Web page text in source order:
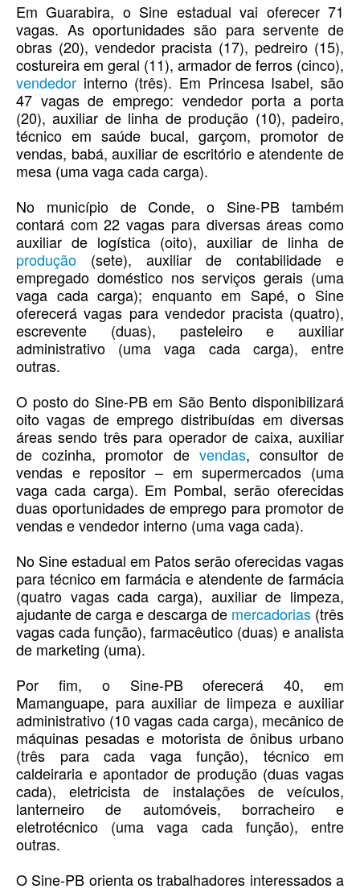
Em Guarabira, o Sine estadual vai oferecer 71
vagas. As oportunidades são para servente de
obras (20), vendedor pracista (17), pedreiro (15),
costureira em geral (11), armador de ferros (cinco),
vendedor interno (três). Em Princesa Isabel, são
47 vagas de emprego: vendedor porta a porta
(20), auxiliar de linha de produção (10), padeiro,
técnico em saúde bucal, garçom, promotor de
vendas, babá, auxiliar de escritório e atendente de
mesa (uma vaga cada carga).
No município de Conde, o Sine-PB também
contará com 22 vagas para diversas áreas como
auxiliar de logística (oito), auxiliar de linha de
produção (sete), auxiliar de contabilidade e
empregado doméstico nos serviços gerais (uma
vaga cada carga); enquanto em Sapé, o Sine
oferecerá vagas para vendedor pracista (quatro),
escrevente (duas), pasteleiro e auxiliar
administrativo (uma vaga cada carga), entre
outras.
O posto do Sine-PB em São Bento disponibilizará
oito vagas de emprego distribuídas em diversas
áreas sendo três para operador de caixa, auxiliar
de cozinha, promotor de vendas, consultor de
vendas e repositor – em supermercados (uma
vaga cada carga). Em Pombal, serão oferecidas
duas oportunidades de emprego para promotor de
vendas e vendedor interno (uma vaga cada).
No Sine estadual em Patos serão oferecidas vagas
para técnico em farmácia e atendente de farmácia
(quatro vagas cada carga), auxiliar de limpeza,
ajudante de carga e descarga de mercadorias (três
vagas cada função), farmacêutico (duas) e analista
de marketing (uma).
Por fim, o Sine-PB oferecerá 40, em
Mamanguape, para auxiliar de limpeza e auxiliar
administrativo (10 vagas cada carga), mecânico de
máquinas pesadas e motorista de ônibus urbano
(três para cada vaga função), técnico em
caldeiraria e apontador de produção (duas vagas
cada), eletricista de instalações de veículos,
lanterneiro de automóveis, borracheiro e
eletrotécnico (uma vaga cada função), entre
outras.
O Sine-PB orienta os trabalhadores interessados a